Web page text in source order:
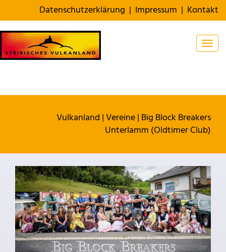
Datenschutzerklärung | Impressum | Kontakt
Vulkanland |Vereine| Big Block Breakers
Unterlamm (Oldtimer Club)